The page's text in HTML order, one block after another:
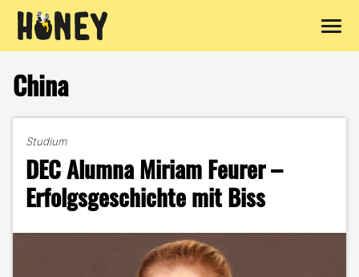
Inhalt
springen
China
Studium
DEC Alumna Miriam Feurer –
Erfolgsgeschichte mit Biss